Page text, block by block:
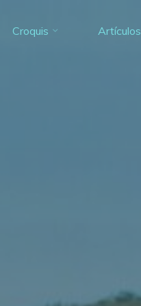
Croquis Artículos